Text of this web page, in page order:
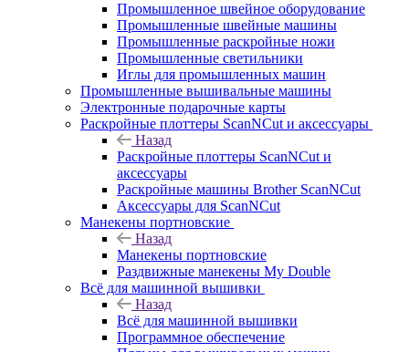
Промышленное швейное оборудование
Промышленные швейные машины
Промышленные раскройные ножи
Промышленные светильники
Иглы для промышленных машин
Промышленные вышивальные машины
Электронные подарочные карты
Раскройные плоттеры ScanNCut и аксессуары
Назад
Раскройные плоттеры ScanNCut и
аксессуары
Раскройные машины Brother ScanNCut
Аксессуары для ScanNCut
Манекены портновские
Назад
Манекены портновские
Раздвижные манекены My Double
Всё для машинной вышивки
Назад
Всё для машинной вышивки
Программное обеспечение